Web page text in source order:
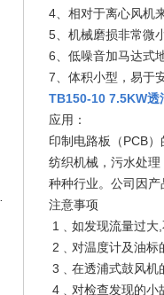
4、相对于离心风机
5、机械磨损非常微
6、低噪音加马达式
7、体积小型，易于
TB150-10 7.5KW透
应用：
印制电路板（PCB
纺织机械，污水处
种种行业。公司因
注意事项
1﹑如发现流量过大
2﹑对温度计及油标
3﹑在透浦式鼓风机
4﹑对检查发现的小